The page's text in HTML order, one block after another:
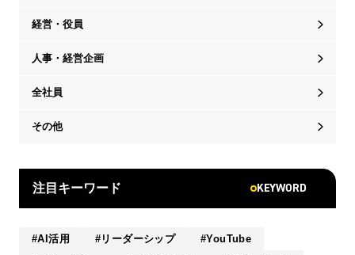
経営・役員
人事・経営企画
全社員
その他
注目キーワード KEYWORD
AI活用 リーダーシップ
YouTube